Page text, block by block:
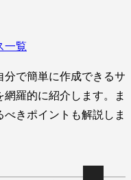
一覧
分で簡単に作成できるサ
羅的に紹介します。ま
きポイントも解説しま